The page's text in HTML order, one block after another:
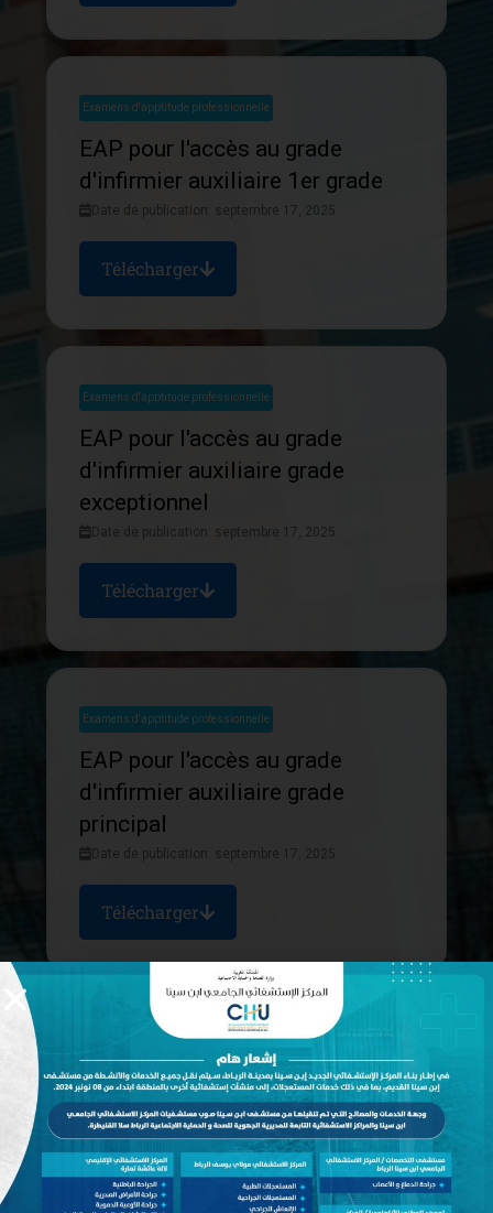
Examens d'apptitude professionnelle
EAP pour l'accès au grade
d'infirmier auxiliaire 1er grade
Date de publication: septembre 17, 2025
Télécharger
Examens d'apptitude professionnelle
EAP pour l'accès au grade
d'infirmier auxiliaire grade
exceptionnel
Date de publication: septembre 17, 2025
Télécharger
Examens d'apptitude professionnelle
EAP pour l'accès au grade
d'infirmier auxiliaire grade
principal
Date de publication: septembre 17, 2025
Télécharger
Examens d'apptitude professionnelle
EAP pour l'accès au grade de
médecin grade principal
Date de publication: septembre 16, 2025
Télécharger